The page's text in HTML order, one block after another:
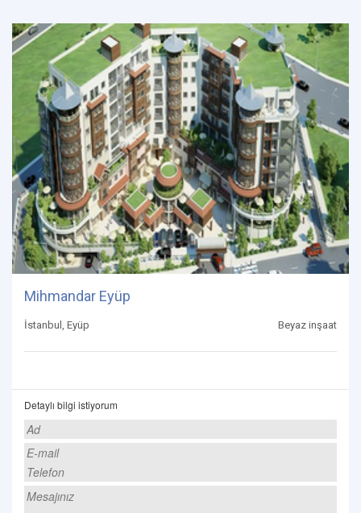
Mihmandar Eyüp
İstanbul, Eyüp Beyaz inşaat
Detaylı bilgi istiyorum